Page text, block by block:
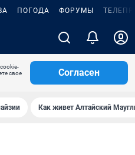
ПОГОДА ФОРУМЫ
свое
Согласен
Как живет Алтайский